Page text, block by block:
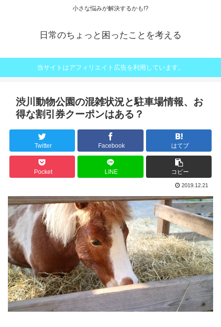
小さな悩みが解決するかも!?
日常のちょっと困ったことを考える
当サイトはアフィリエイト広告を利用しています。
渋川動物公園の混雑状況と駐車場情報、お
得な割引券クーポンはある？
Twitter Facebook はてブ
Pocket LINE コピー
2019.12.21